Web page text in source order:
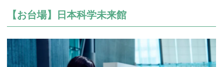
【お台場】日本科学未来館